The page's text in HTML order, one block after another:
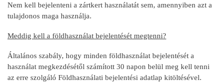
Nem kell bejelenteni a zártkert használatát sem, amennyiben azt a
tulajdonos maga használja.
Meddig kell a földhasználat bejelentését megtenni?
Általános szabály, hogy minden földhasználat bejelentését a
használat megkezdésétől számított 30 napon belül meg kell tenni
az erre szolgáló Földhasználati bejelentési adatlap kitöltésével.